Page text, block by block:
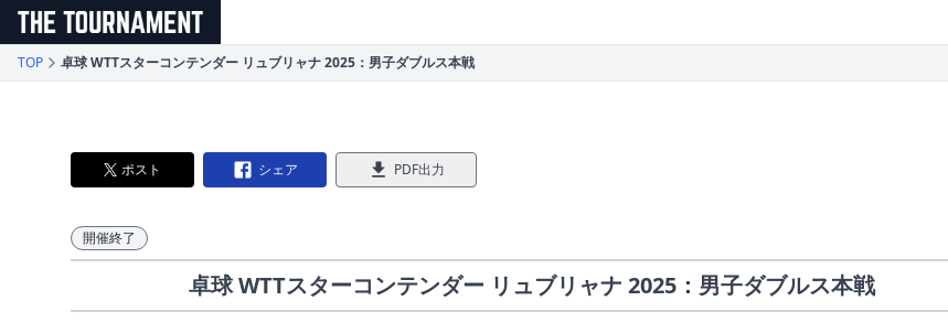
メインコンテンツへスキップ
TOP 卓球 WTTスターコンテンダー リュブリャナ 2025：男子ダブルス本戦
ポスト シェア PDF出力
開催終了
卓球 WTTスターコンテンダー リュブリャナ 2025：男子ダブルス本戦